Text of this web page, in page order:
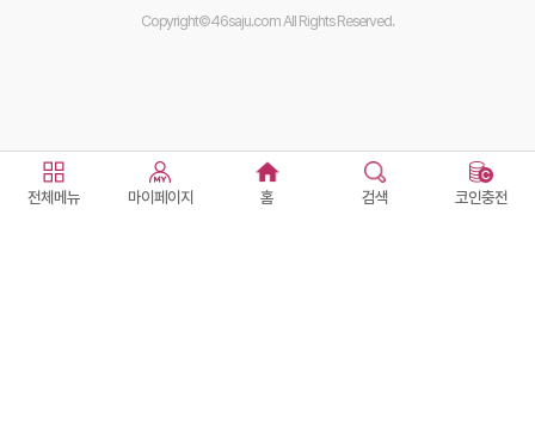
Copyright©46saju.com All Rights Reserved.
전체메뉴 마이페이지 홈 검색 코인충전